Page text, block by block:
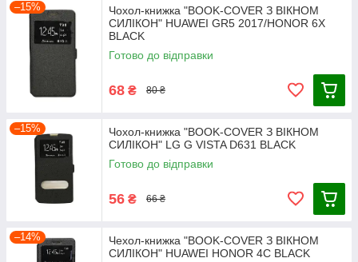
–15%
Чохол-книжка "BOOK-COVER З ВІКНОМ
СИЛІКОН" HUAWEI GR5 2017/HONOR 6X
BLACK
Готово до відправки
68 ₴ 80 ₴
–15%
Чохол-книжка "BOOK-COVER З ВІКНОМ
СИЛІКОН" LG G VISTA D631 BLACK
Готово до відправки
56 ₴ 66 ₴
–14%
Чехол-книжка "BOOK-COVER З ВІКНОМ
СИЛІКОН" HUAWEI HONOR 4C BLACK